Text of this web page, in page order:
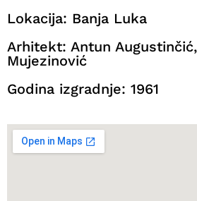
Lokacija: Banja Luka
Arhitekt: Antun
Mujezinović
Godina izgradnje: 1961